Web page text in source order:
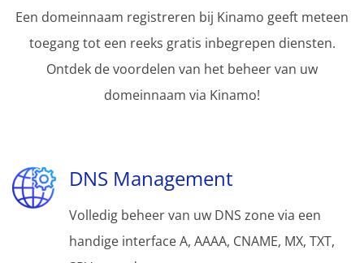
Een domeinnaam registreren bij Kinamo geeft meteen
toegang tot een reeks gratis inbegrepen diensten.
Ontdek de voordelen van het beheer van uw
domeinnaam via Kinamo!
DNS Management
Volledig beheer van uw DNS zone via een
handige interface A, AAAA, CNAME, MX, TXT,